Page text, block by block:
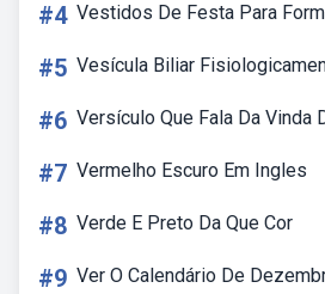
#4 Vestidos De Festa Para
#5 Vesícula Biliar
#6 Versículo Que Fala Da Vinda
#7 Vermelho Escuro Em Ingles
#8 Verde E Preto Da Que Cor
#9 Ver O Calendário De